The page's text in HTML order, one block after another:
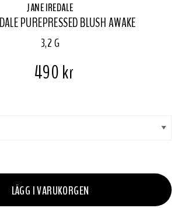
JANE IREDALE
PUREPRESSED BLUSH AWAKE
3,2 G
490 kr
LÄGG I VARUKORGEN